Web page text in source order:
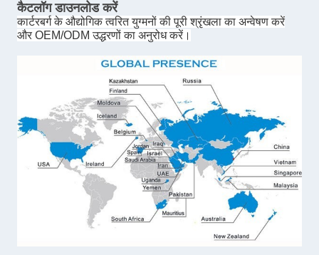
कैटलॉग डाउनलोड करें
कार्टरबर्ग के औद्योगिक त्वरित युग्मनों की पूरी श्रृंखला का अन्वेषण करें
और OEM/ODM उद्धरणों का अनुरोध करें।